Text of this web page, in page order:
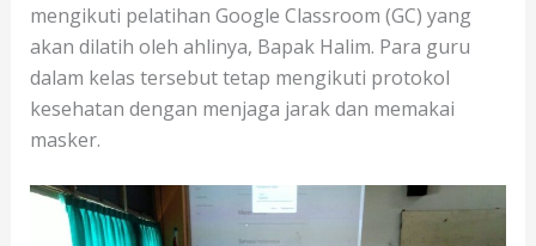
mengikuti pelatihan Google Classroom (GC) yang
akan dilatih oleh ahlinya, Bapak Halim. Para guru
dalam kelas tersebut tetap mengikuti protokol
kesehatan dengan menjaga jarak dan memakai
masker.